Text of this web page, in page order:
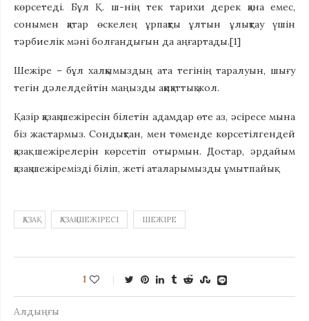
Шежіре – бұл халқымыздың ата тегінің таралуын, шығу
тегін дәлелдейтін маңызды ақиқаттық жол.
Қазір қазақ шежіресін білетін адамдар өте аз, әсіресе мына
біз жастармыз. Сондықтан, мен төменде көрсетілгендей
қазақ шежірелерін көрсетіп отырмын. Достар, әрдайым
қазақ шежіремізді біліп, жеті аталарымызды ұмытпайық.
ҚАЗАҚ ҚАЗАҚ ШЕЖІРЕСІ ШЕЖІРЕ
1
Алдыңғы